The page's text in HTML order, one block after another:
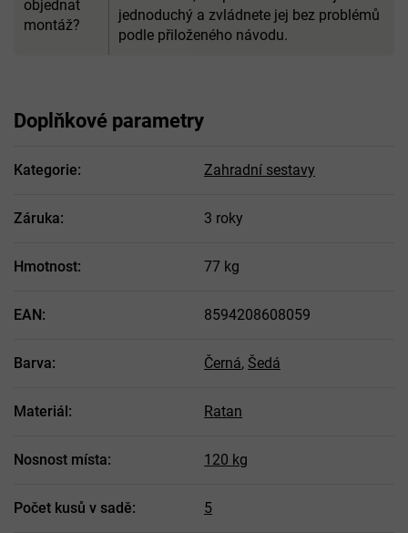
objednat
montáž?
jednoduchý a zvládnete jej bez problémů
podle přiloženého návodu.
Doplňkové parametry
Kategorie: Zahradní sestavy
Záruka: 3 roky
Hmotnost: 77 kg
EAN: 8594208608059
Barva: Černá, Šedá
Materiál: Ratan
Nosnost místa: 120 kg
Počet kusů v sadě: 5